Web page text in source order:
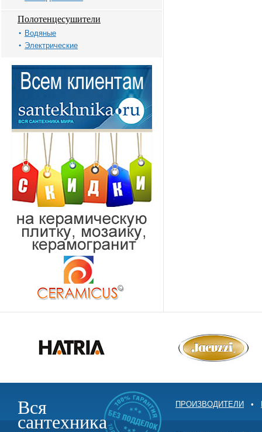
Полотенцесушители
Водяные
Электрические
Вся
сантехника
ПРОИЗВОДИТЕЛИ •